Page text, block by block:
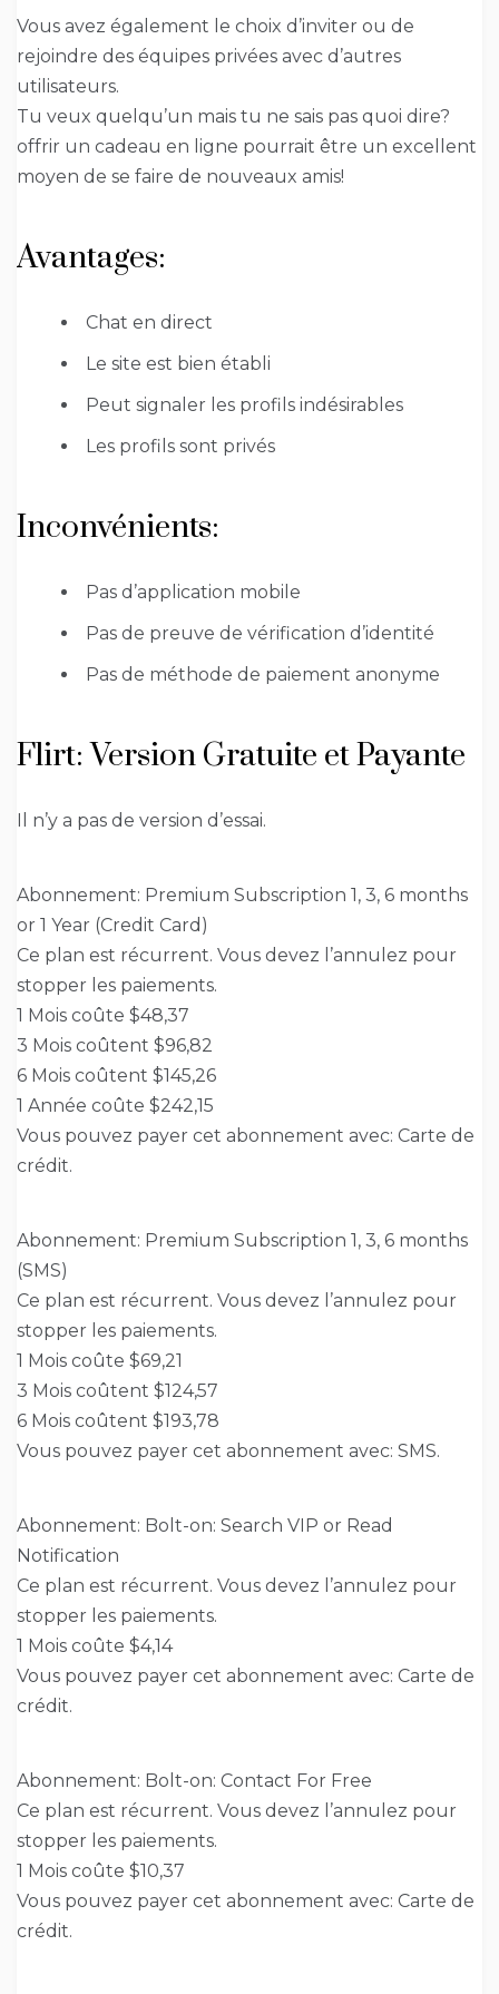
Vous avez également le choix d’inviter ou de
rejoindre des équipes privées avec d’autres
utilisateurs.
Tu veux quelqu’un mais tu ne sais pas quoi dire?
offrir un cadeau en ligne pourrait être un excellent
moyen de se faire de nouveaux amis!
Avantages:
Chat en direct
Le site est bien établi
Peut signaler les profils indésirables
Les profils sont privés
Inconvénients:
Pas d’application mobile
Pas de preuve de vérification d’identité
Pas de méthode de paiement anonyme
Flirt: Version Gratuite et Payante
Il n’y a pas de version d’essai.
Abonnement: Premium Subscription 1, 3, 6 months
or 1 Year (Credit Card)
Ce plan est récurrent. Vous devez l’annulez pour
stopper les paiements.
1 Mois coûte $48,37
3 Mois coûtent $96,82
6 Mois coûtent $145,26
1 Année coûte $242,15
Vous pouvez payer cet abonnement avec: Carte de
crédit.
Abonnement: Premium Subscription 1, 3, 6 months
(SMS)
Ce plan est récurrent. Vous devez l’annulez pour
stopper les paiements.
1 Mois coûte $69,21
3 Mois coûtent $124,57
6 Mois coûtent $193,78
Vous pouvez payer cet abonnement avec: SMS.
Abonnement: Bolt-on: Search VIP or Read
Notification
Ce plan est récurrent. Vous devez l’annulez pour
stopper les paiements.
1 Mois coûte $4,14
Vous pouvez payer cet abonnement avec: Carte de
crédit.
Abonnement: Bolt-on: Contact For Free
Ce plan est récurrent. Vous devez l’annulez pour
stopper les paiements.
1 Mois coûte $10,37
Vous pouvez payer cet abonnement avec: Carte de
crédit.